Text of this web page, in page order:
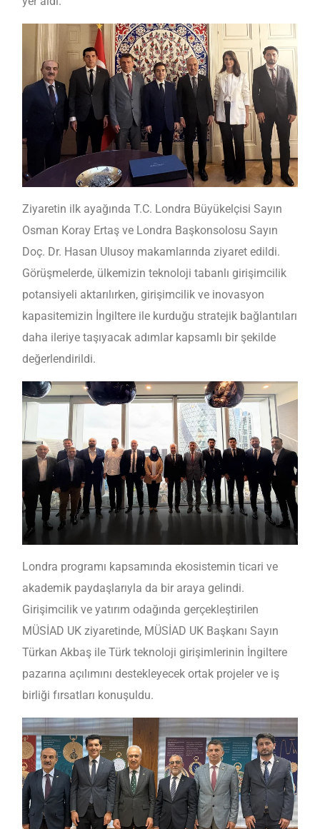
Ziyaretin ilk ayağında T.C. Londra Büyükelçisi Sayın
Osman Koray Ertaş ve Londra Başkonsolosu Sayın
Doç. Dr. Hasan Ulusoy makamlarında ziyaret edildi.
Görüşmelerde, ülkemizin teknoloji tabanlı girişimcilik
potansiyeli aktarılırken, girişimcilik ve inovasyon
kapasitemizin İngiltere ile kurduğu stratejik bağlantıları
daha ileriye taşıyacak adımlar kapsamlı bir şekilde
değerlendirildi.
Londra programı kapsamında ekosistemin ticari ve
akademik paydaşlarıyla da bir araya gelindi.
Girişimcilik ve yatırım odağında gerçekleştirilen
MÜSİAD UK ziyaretinde, MÜSİAD UK Başkanı Sayın
Türkan Akbaş ile Türk teknoloji girişimlerinin İngiltere
pazarına açılımını destekleyecek ortak projeler ve iş
birliği fırsatları konuşuldu.